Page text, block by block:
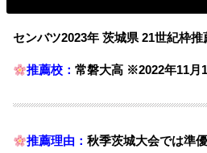
センバツ2023年 茨城県 21世紀枠推
推薦校：常磐大高 ※2022年11月
推薦理由：秋季茨城大会では準